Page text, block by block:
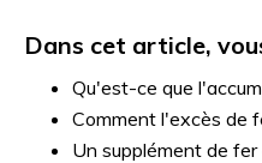
Dans cet article,
Qu'est-ce que
Comment l'excès de
Un supplément de